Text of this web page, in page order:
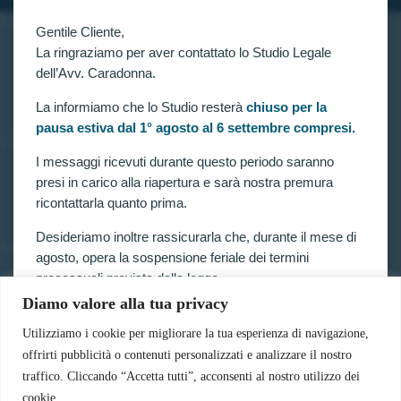
Diamo valore alla tua privacy
Utilizziamo i cookie per migliorare la tua esperienza di navigazione,
offrirti pubblicità o contenuti personalizzati e analizzare il nostro
traffico. Cliccando “Accetta tutti”, acconsenti al nostro utilizzo dei
cookie.
Gentile Cliente,
La ringraziamo per aver contattato lo Studio Legale
dell’Avv. Caradonna.
La informiamo che lo Studio resterà chiuso per la
pausa estiva dal 1° agosto al 6 settembre compresi.
I messaggi ricevuti durante questo periodo saranno
presi in carico alla riapertura e sarà nostra premura
ricontattarla quanto prima.
Desideriamo inoltre rassicurarla che, durante il mese di
agosto, opera la sospensione feriale dei termini
processuali prevista dalla legge.
Pertanto, nella generalità dei casi, i termini relativi a
ricorsi, impugnazioni e agli altri adempimenti
processuali, compresi quelli dinanzi al TAR, sono
sospesi.
Home
Chi siamo
Contatti
Prenota consulenza
Privacy e Cookie Policy
Forze armate e polizia
Concorsi pubblici
Pubblico impiego
Contratti con la pubblica amministrazione
Vittime del dovere ed equiparati